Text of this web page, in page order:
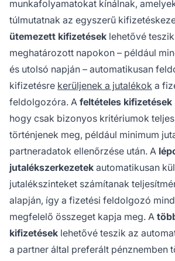
munkafolyamatokat kínálnak,
túlmutatnak az egyszerű
ütemezett kifizetések lehetővé
meghatározott napokon – például
és utolsó napján – automatikusan
kifizetésre kerüljenek a jutalékok a
feldolgozóra. A feltételes kifizetések
hogy csak bizonyos kritériumok
történjenek meg, például minimum
partneradatok ellenőrzése után. A
jutalékszerkezetek automatikusan
jutalékszinteket számítanak
alapján, így a fizetési feldolgozó
megfelelő összeget kapja meg. A
kifizetések lehetővé teszik az
a partner által preferált pénznemben